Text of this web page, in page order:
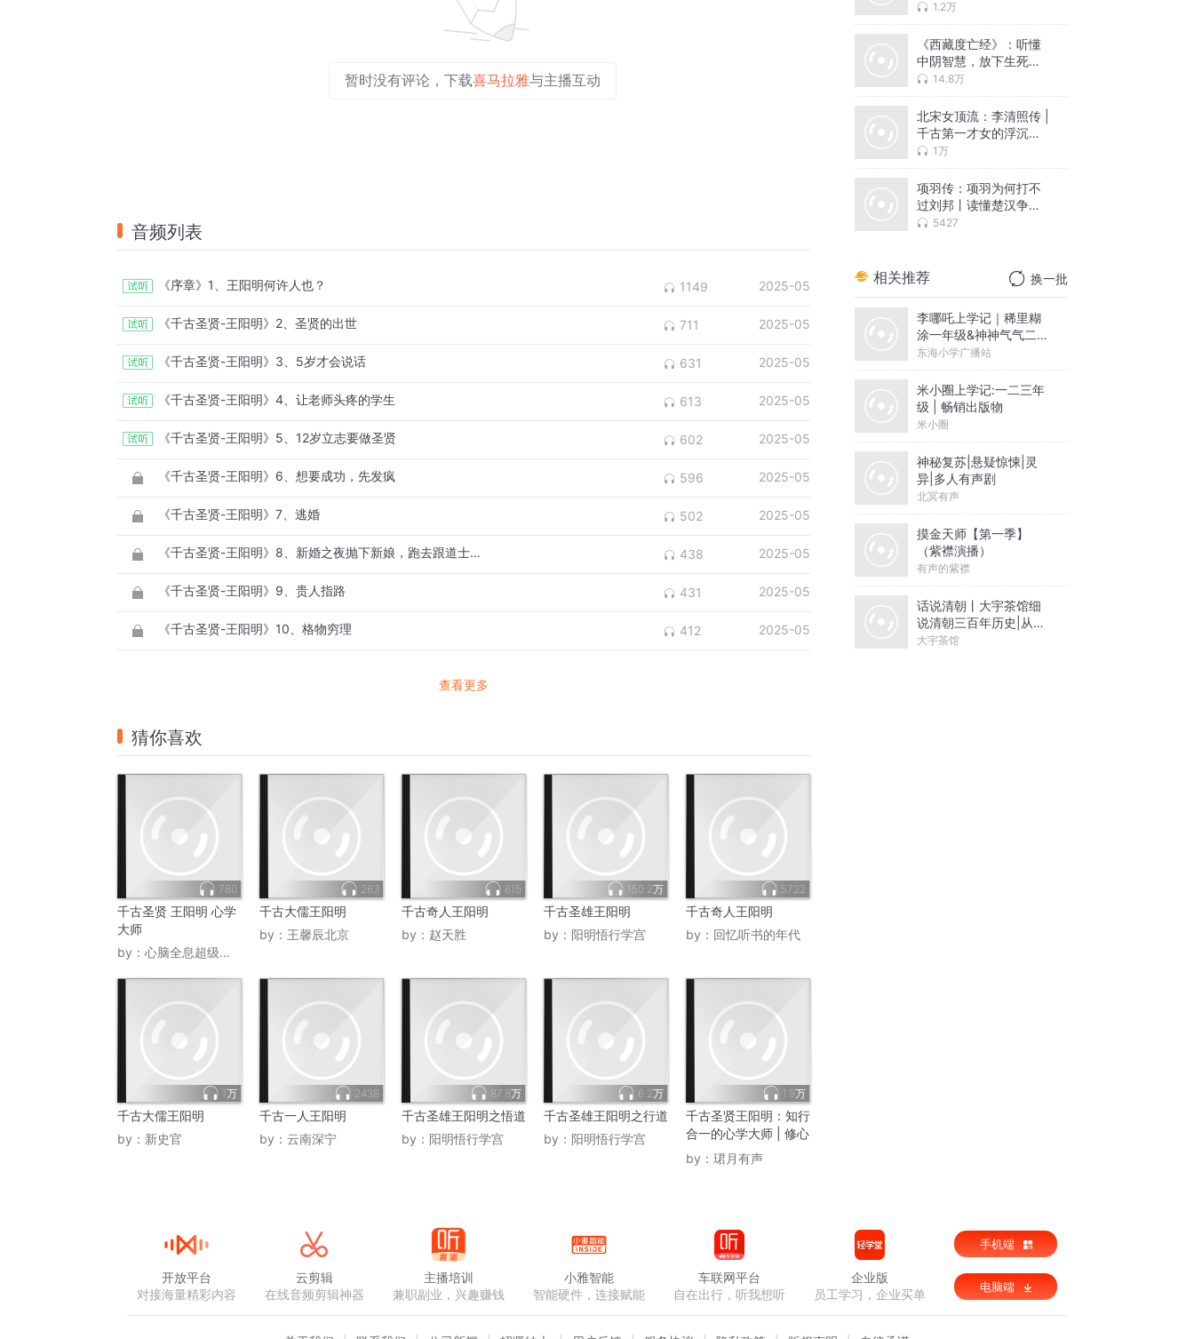
暂时没有评论，下载喜马拉雅与主播互动
音频列表
《序章》1、王阳明何许人也？ 1149 2025-05
《千古圣贤-王阳明》2、圣贤的出世 711 2025-05
《千古圣贤-王阳明》3、5岁才会说话 631 2025-05
《千古圣贤-王阳明》4、让老师头疼的学生 613 2025-05
《千古圣贤-王阳明》5、12岁立志要做圣贤 602 2025-05
《千古圣贤-王阳明》6、想要成功，先发疯 596 2025-05
《千古圣贤-王阳明》7、逃婚 502 2025-05
《千古圣贤-王阳明》8、新婚之夜抛下新娘，跑去跟道士谈心？ 438 2025-05
《千古圣贤-王阳明》9、贵人指路 431 2025-05
《千古圣贤-王阳明》10、格物穷理 412 2025-05
查看更多
猜你喜欢
780
千古圣贤 王阳明 心学
大师
by： 心脑全息超级记忆
263
千古大儒王阳明
by： 王馨辰北京
615
千古奇人王阳明
by： 赵天胜
150.2万
千古圣雄王阳明
by： 阳明悟行学宫
5722
千古奇人王阳明
by： 回忆听书的年代
1万
千古大儒王阳明
by： 新史官
2438
千古一人王阳明
by： 云南深宁
87.8万
千古圣雄王阳明之悟道
by： 阳明悟行学宫
6.2万
千古圣雄王阳明之行道
by： 阳明悟行学宫
1.9万
千古圣贤王阳明：知行
合一的心学大师 | 修心
之道
by： 珺月有声
1.2万
《西藏度亡经》：听懂
中阴智慧，放下生死恐
惧！14.8万
北宋女顶流：李清照传 |
千古第一才女的浮沉一
生！1万
项羽传：项羽为何打不
过刘邦丨读懂楚汉争霸
兴衰！
5427
相关推荐 换一批
李哪吒上学记｜稀里糊
涂一年级&神神气气二年
级
东海小学广播站
米小圈上学记:一二三年
级 | 畅销出版物
米小圈
神秘复苏|悬疑惊悚|灵
异|多人有声剧
北冥有声
摸金天师【第一季】
（紫襟演播）
有声的紫襟
话说清朝丨大宇茶馆细
说清朝三百年历史|从努
尔哈赤到末代皇帝溥仪|
大宇茶馆
开放平台
对接海量精彩内容
云剪辑
在线音频剪辑神器
主播培训
兼职副业，兴趣赚钱
小雅智能
智能硬件，连接赋能
车联网平台
自在出行，听我想听
企业版
员工学习，企业买单
手机端
电脑端